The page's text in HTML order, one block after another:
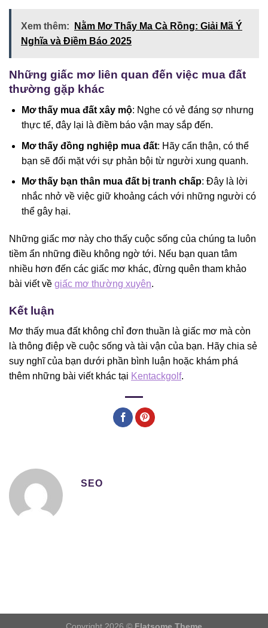
Xem thêm:
Nằm Mơ Thấy Ma Cà Rồng: Giải Mã Ý
Nghĩa và Điềm Báo 2025
Những giấc mơ liên quan đến việc mua đất
thường gặp khác
Mơ thấy mua đất xây mộ: Nghe có vẻ đáng sợ nhưng
thực tế, đây lại là điềm báo vận may sắp đến.
Mơ thấy đồng nghiệp mua đất: Hãy cẩn thận, có thể
bạn sẽ đối mặt với sự phản bội từ người xung quanh.
Mơ thấy bạn thân mua đất bị tranh chấp: Đây là lời
nhắc nhở về việc giữ khoảng cách với những người có
thể gây hại.
Những giấc mơ này cho thấy cuộc sống của chúng ta luôn
tiềm ẩn những điều không ngờ tới. Nếu bạn quan tâm
nhiều hơn đến các giấc mơ khác, đừng quên tham khảo
bài viết về giấc mơ thường xuyên.
Kết luận
Mơ thấy mua đất không chỉ đơn thuần là giấc mơ mà còn
là thông điệp về cuộc sống và tài vận của bạn. Hãy chia sẻ
suy nghĩ của bạn dưới phần bình luận hoặc khám phá
thêm những bài viết khác tại Kentackgolf.
SEO